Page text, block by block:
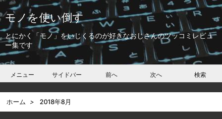
モノを使い倒す
とにかく「モノ」をいじくるのが好きなおじさんのツッコミレビュ
ー集です
メニュー サイドバー 前へ 次へ 検索
ホーム > 2018年8月